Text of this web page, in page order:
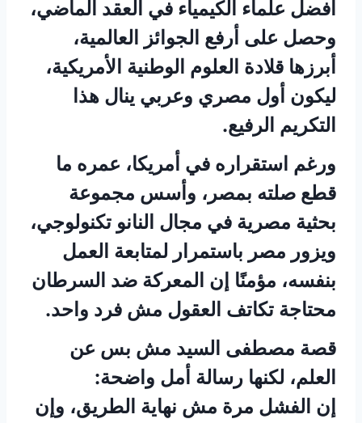
أفضل علماء الكيمياء في العقد الماضي،
وحصل على أرفع الجوائز العالمية،
أبرزها قلادة العلوم الوطنية الأمريكية،
ليكون أول مصري وعربي ينال هذا
التكريم الرفيع.
ورغم استقراره في أمريكا، عمره ما
قطع صلته بمصر، وأسس مجموعة
بحثية مصرية في مجال النانو تكنولوجي،
ويزور مصر باستمرار لمتابعة العمل
بنفسه، مؤمنًا إن المعركة ضد السرطان
محتاجة تكاتف العقول مش فرد واحد.
قصة مصطفى السيد مش بس عن
العلم، لكنها رسالة أمل واضحة:
إن الفشل مرة مش نهاية الطريق، وإن